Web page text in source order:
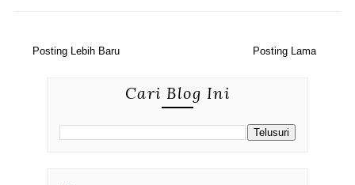
Posting Lebih Baru Posting Lama
Cari Blog Ini